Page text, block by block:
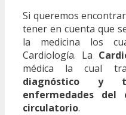
Si queremos
tener en cuenta que
la medicina los
Cardiología. La
médica la cual
diagnóstico y
enfermedades
circulatorio.